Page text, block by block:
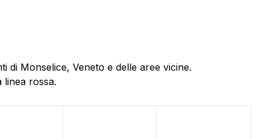
di Monselice, Veneto e delle aree vicine.
linea rossa.